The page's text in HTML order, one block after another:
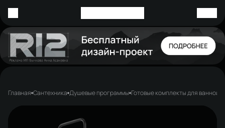
Главная Сантехника Душевые программы Готовые комплекты для ванной